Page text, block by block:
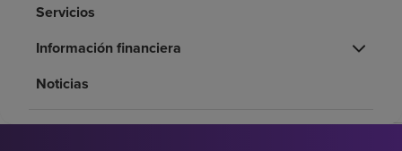
Acerca de nosotros
Servicios
Información financiera
Noticias